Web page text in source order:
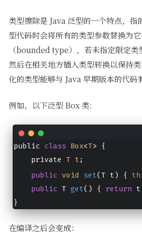
类型擦除是 Java 泛型的一个特点，指
型代码时会将所有的类型参数替换为
（bounded type），若未指定限定类
然后在相关地方插入类型转换以保持
化的类型能够与 Java 早期版本的代码
例如，以下泛型 Box 类:
public class Box<T> {
    private
T t ;
public void set(T t) {
public T get() { return
}
在编译之后会变成：